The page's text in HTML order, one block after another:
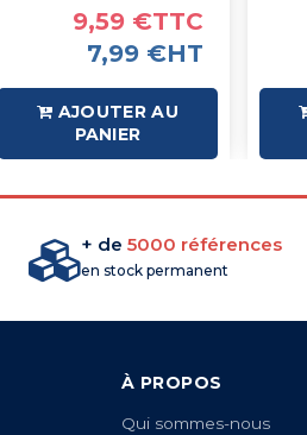
9,59 €TTC
7,99 €HT
AJOUTER AU
PANIER
+ de 5000 références
en stock permanent
À PROPOS
Qui sommes-nous